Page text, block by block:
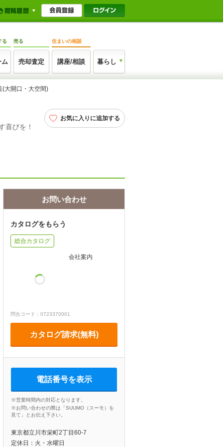
る
ム
売る
売却査定
住まいの相談
講座/相談 暮らし
(大開口・大空間)
喜びを！
お気に入りに追加する
お問い合わせ
カタログをもらう
総合カタログ
会社案内
問合コード：0723370001
カタログ請求(無料)
電話番号を表示
※営業時間内の対応となります。
※お問い合わせの際は「SUUMO（スーモ）を
見て」とお伝え下さい。
東京都立川市栄町2丁目60-7
定休日：火・水曜日